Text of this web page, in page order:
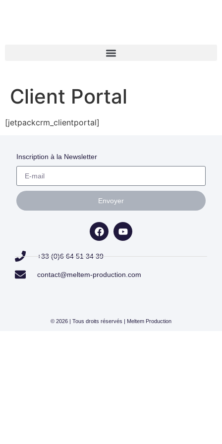
Client Portal
[jetpackcrm_clientportal]
Inscription à la Newsletter
Envoyer
+33 (0)6 64 51 34 39
contact@meltem-production.com
© 2026 | Tous droits réservés | Meltem Production